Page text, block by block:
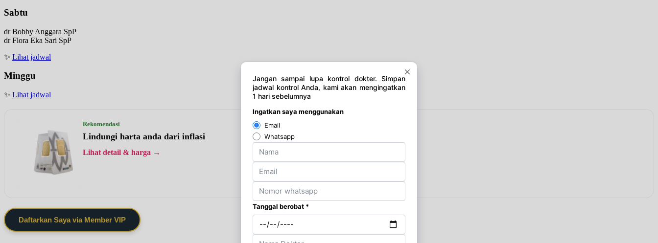
Sabtu
dr Bobby Anggara SpP
dr Flora Eka Sari SpP
✨ Lihat jadwal
Minggu
✨ Lihat jadwal
Rekomendasi
Lindungi harta anda dari inflasi
Lihat detail & harga →
Daftarkan Saya via Member VIP